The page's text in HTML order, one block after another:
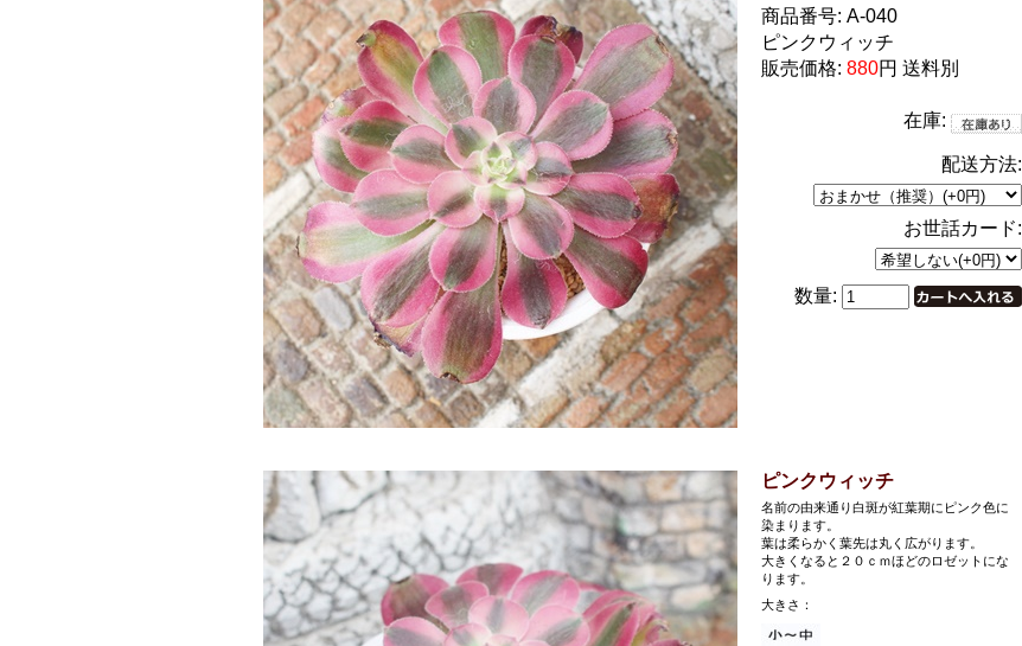
商品番号: A-040
ピンクウィッチ
販売価格: 880円 送料別
在庫:
配送方法:
お世話カード:
数量:
ピンクウィッチ
名前の由来通り白斑が紅葉期にピンク色に
染まります。
葉は柔らかく葉先は丸く広がります。
大きくなると２０ｃｍほどのロゼットにな
ります。
大きさ：